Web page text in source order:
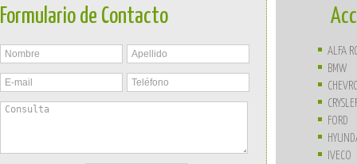
Formulario de Contacto
ALFA
BMW
FORD
IVECO